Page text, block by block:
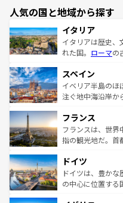
人気の国と地域から探す
イタリア
イタリアは歴史、
れた国。 ローマの
ろん、トスカーナ
景など、自然景観
ピザやパスタなど
ませてくれるイタ
なお、新着のイタ
しい。
スペイン
イベリア半島のほ
注ぐ地中海沿岸か
文化が根付くこの
れる闘牛、そして
る。首都マドリー
の城塞都市、穏や
せる。地方によ
フランス
フランスは、世界
指の観光地だ。首
で、幅広い魅力が
聖堂、美しいビ
から魅了する。ま
ドイツ
ドイツは、豊か
の中心に位置する